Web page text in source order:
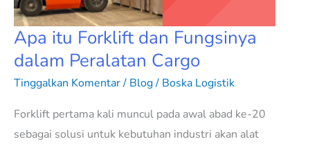
Apa itu Forklift dan Fungsinya
dalam Peralatan Cargo
Tinggalkan Komentar/ Blog/ Boska Logistik
Forklift pertama kali muncul pada awal abad ke-20
sebagai solusi untuk kebutuhan industri akan alat
Peralatan
Cargo